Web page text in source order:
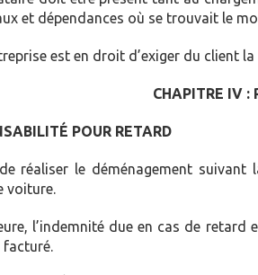
et dépendances où se trouvait le
est en droit d’exiger du
CHAPITRE IV :
POUR RETARD
de réaliser le déménagement
voiture.
l’indemnité due en cas de
facturé.